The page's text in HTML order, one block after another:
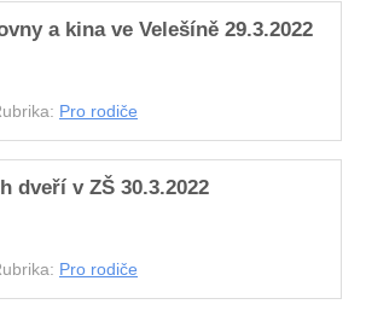
a kina ve Velešíně 29.3.2022
Pro rodiče
dveří v ZŠ 30.3.2022
Pro rodiče